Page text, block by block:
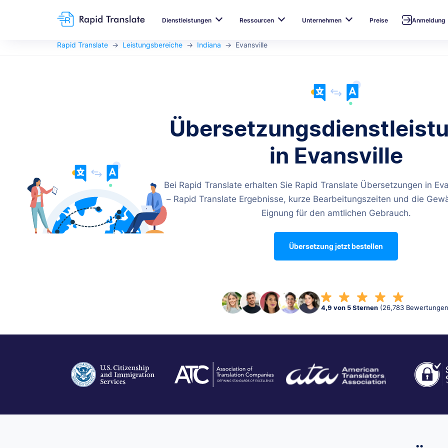
Dienstleistungen Ressourcen Unternehmen Preise Anmeldung
Rapid Translate Leistungsbereiche Indiana Evansville
in Evansville
Bei Rapid Translate erhalten Sie Rapid Translate Übersetzungen in
– Rapid Translate Ergebnisse, kurze Bearbeitungszeiten und die
Eignung für den amtlichen Gebrauch.
Übersetzung jetzt bestellen
4,9 von 5 Sternen (26,783